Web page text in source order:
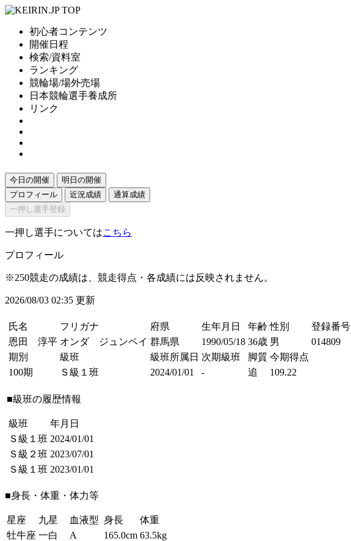
初心者コンテンツ
開催日程
検索/資料室
ランキング
競輪場/場外売場
日本競輪選手養成所
リンク
今日の開催
明日の開催
プロフィール
近況成績
通算成績
一押し選手登録
一押し選手についてはこちら
プロフィール
※250競走の成績は、競走得点・各成績には反映されません。
2026/08/03 02:35 更新
氏名 フリガナ 府県 生年月日 年齢 性別
登録番号
恩田 淳平 オンダ ジュンペイ 群馬県 1990/05/18 36歳 男
014809
期別
級班 級班所属日 次期級班 脚質 今期得点
100期
Ｓ級１班 2024/01/01 - 追 109.22
■級班の履歴情報
級班
年月日
Ｓ級１班 2024/01/01
Ｓ級２班 2023/07/01
Ｓ級１班 2023/01/01
■身長・体重・体力等
星座 九星 血液型 身長
体重
牡牛座 一白 A 165.0cm 63.5kg